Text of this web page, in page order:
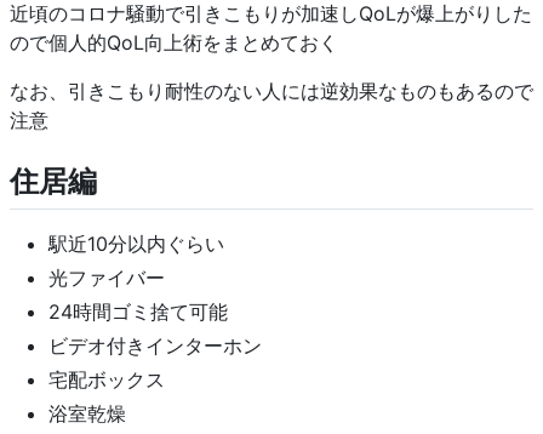
近頃のコロナ騒動で引きこもりが加速しQoLが爆上がりした
ので個人的QoL向上術をまとめておく
なお、引きこもり耐性のない人には逆効果なものもあるので
注意
住居編
駅近10分以内ぐらい
光ファイバー
24時間ゴミ捨て可能
ビデオ付きインターホン
宅配ボックス
浴室乾燥